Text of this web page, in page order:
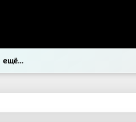
ещё...